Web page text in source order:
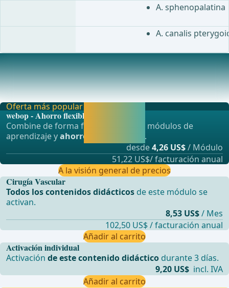
A. sphenopalatina
A. canalis
Sistema venoso
El sistema venoso superficial y profundo se unen en el
ángulo venoso ("ángulo venoso") en la V. bra
Activación individual
Activaciónde este contenido didáctico durante 3 días.
9,20 US$ incl. IVA
Añadir al carrito
Oferta más popular
webop - Ahorro flexible
Combine de forma flexible nuestros módulos de
aprendizaje yahorre hasta un 50% .
desde4,26 US$/ Módulo
51,22 US$/ facturación anual
A la visión general de precios
Cirugía Vascular
Todos los contenidos didácticos de este módulo se
activan.
8,53 US$/ Mes
102,50 US$ / facturación anual
Añadir al carrito